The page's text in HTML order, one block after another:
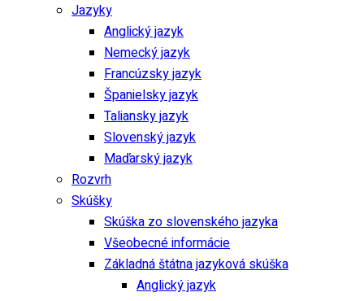
Jazyky
Anglický jazyk
Nemecký jazyk
Francúzsky jazyk
Španielsky jazyk
Taliansky jazyk
Slovenský jazyk
Maďarský jazyk
Rozvrh
Skúšky
Skúška zo slovenského jazyka
Všeobecné informácie
Základná štátna jazyková skúška
Anglický jazyk